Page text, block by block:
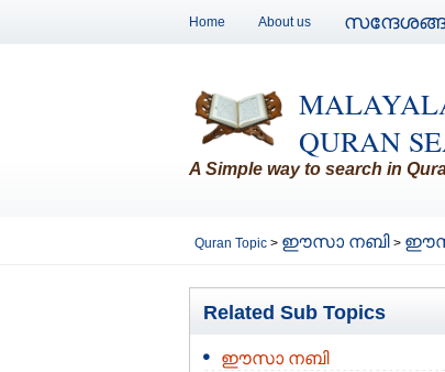
Home About us
QURAN
A Simple way to search in
Quran Topic > ഈസാ നബി >
Related Sub Topics
ഈസാ നബി